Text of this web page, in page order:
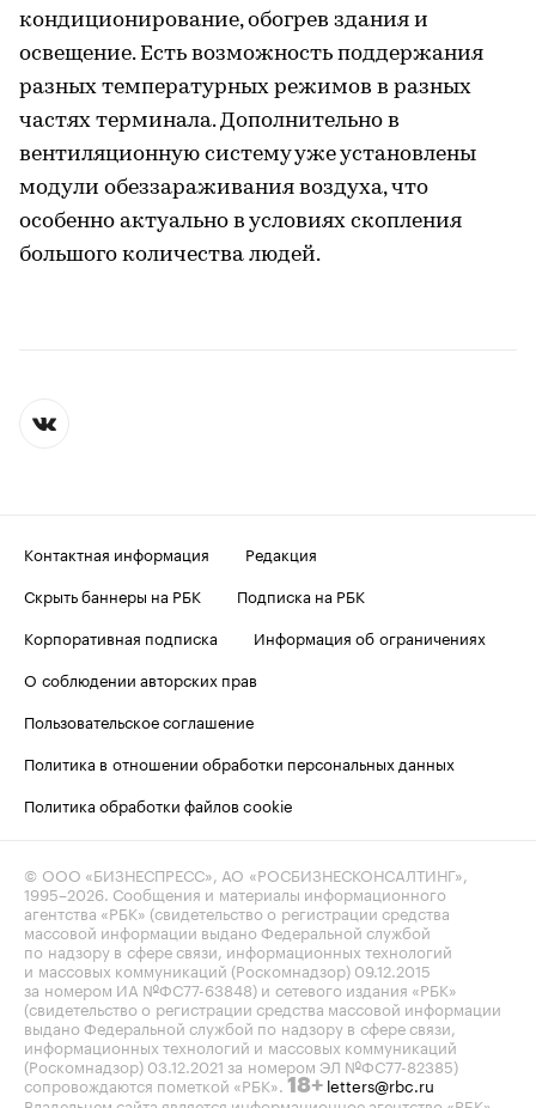
кондиционирование, обогрев здания и
освещение. Есть возможность поддержания
разных температурных режимов в разных
частях терминала. Дополнительно в
вентиляционную систему уже установлены
модули обеззараживания воздуха, что
особенно актуально в условиях скопления
большого количества людей.
Контактная информация
Редакция
Скрыть баннеры на РБК
Подписка на РБК
Корпоративная подписка
Информация об ограничениях
О соблюдении авторских прав
Пользовательское соглашение
Политика в отношении обработки персональных данных
Политика обработки файлов cookie
© ООО «БИЗНЕСПРЕСС», АО «РОСБИЗНЕСКОНСАЛТИНГ»,
1995–2026 . Сообщения и материалы информационного
агентства «РБК» (свидетельство о регистрации средства
массовой информации выдано Федеральной службой
по надзору в сфере связи, информационных технологий
и массовых коммуникаций (Роскомнадзор) 09.12.2015
за номером ИА №ФС77-63848) и сетевого издания «РБК»
(свидетельство о регистрации средства массовой информации
выдано Федеральной службой по надзору в сфере связи,
информационных технологий и массовых коммуникаций
(Роскомнадзор) 03.12.2021 за номером ЭЛ №ФС77-82385)
сопровождаются пометкой «РБК». 18+ letters@rbc.ru